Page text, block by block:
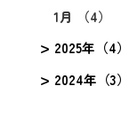
1月 （4）
2025年（4）
2024年（3）